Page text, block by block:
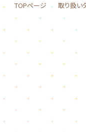
TOPページ 取り扱い